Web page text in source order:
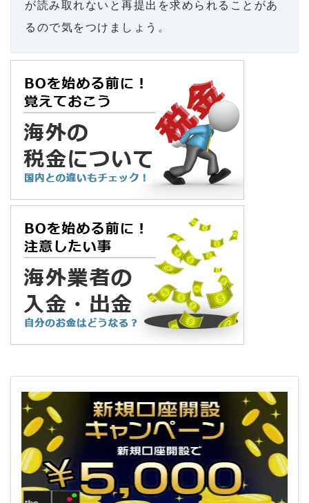
が読み取れないと再提出を求められることがあ
るので気をつけましょう。